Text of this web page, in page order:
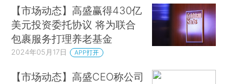
【市场动态】高盛赢得430亿
美元投资委托协议 将为联合
包裹服务打理养老基金
2024年05月17日 APP打开
【市场动态】高盛CEO称公司